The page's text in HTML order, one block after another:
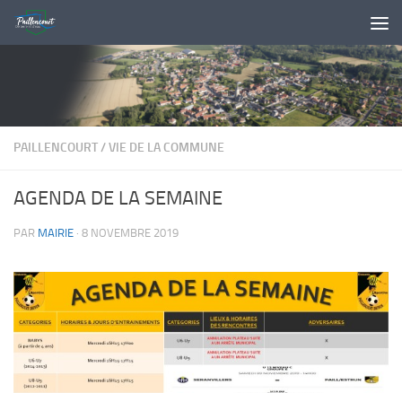
Skip to content
PAILLENCOURT/VIE DE LA COMMUNE
AGENDA DE LA SEMAINE
PAR MAIRIE · 8 NOVEMBRE 2019